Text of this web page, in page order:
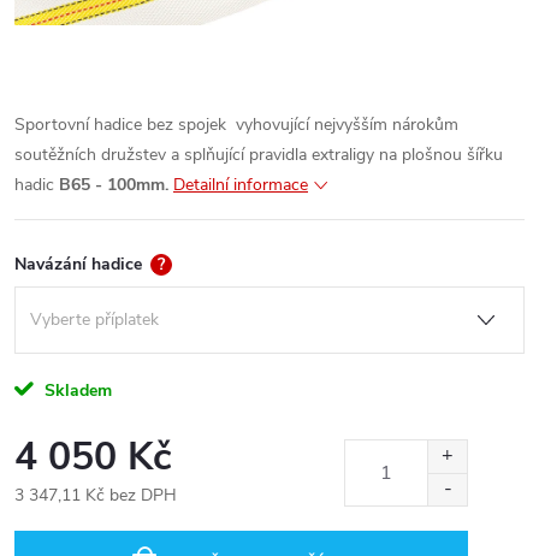
Sportovní hadice bez spojek vyhovující nejvyšším nárokům
soutěžních družstev a splňující pravidla extraligy na plošnou šířku
hadic B65 - 100mm. Detailní informace
Navázání hadice ?
Skladem
4 050 Kč
3 347,11 Kč bez DPH